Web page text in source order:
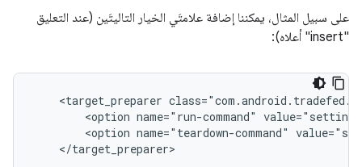
على سبيل المثال، يمكننا إضافة علامتَي الخيار التاليتَين (عند التعليق
"insert" أعلاه):
<target_preparer
<option name="run-command" value="settings
<option name="teardown-command"